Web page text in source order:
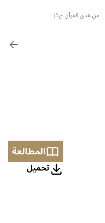
من هدى القرآن[ج5]
المطالعة
تحمیل